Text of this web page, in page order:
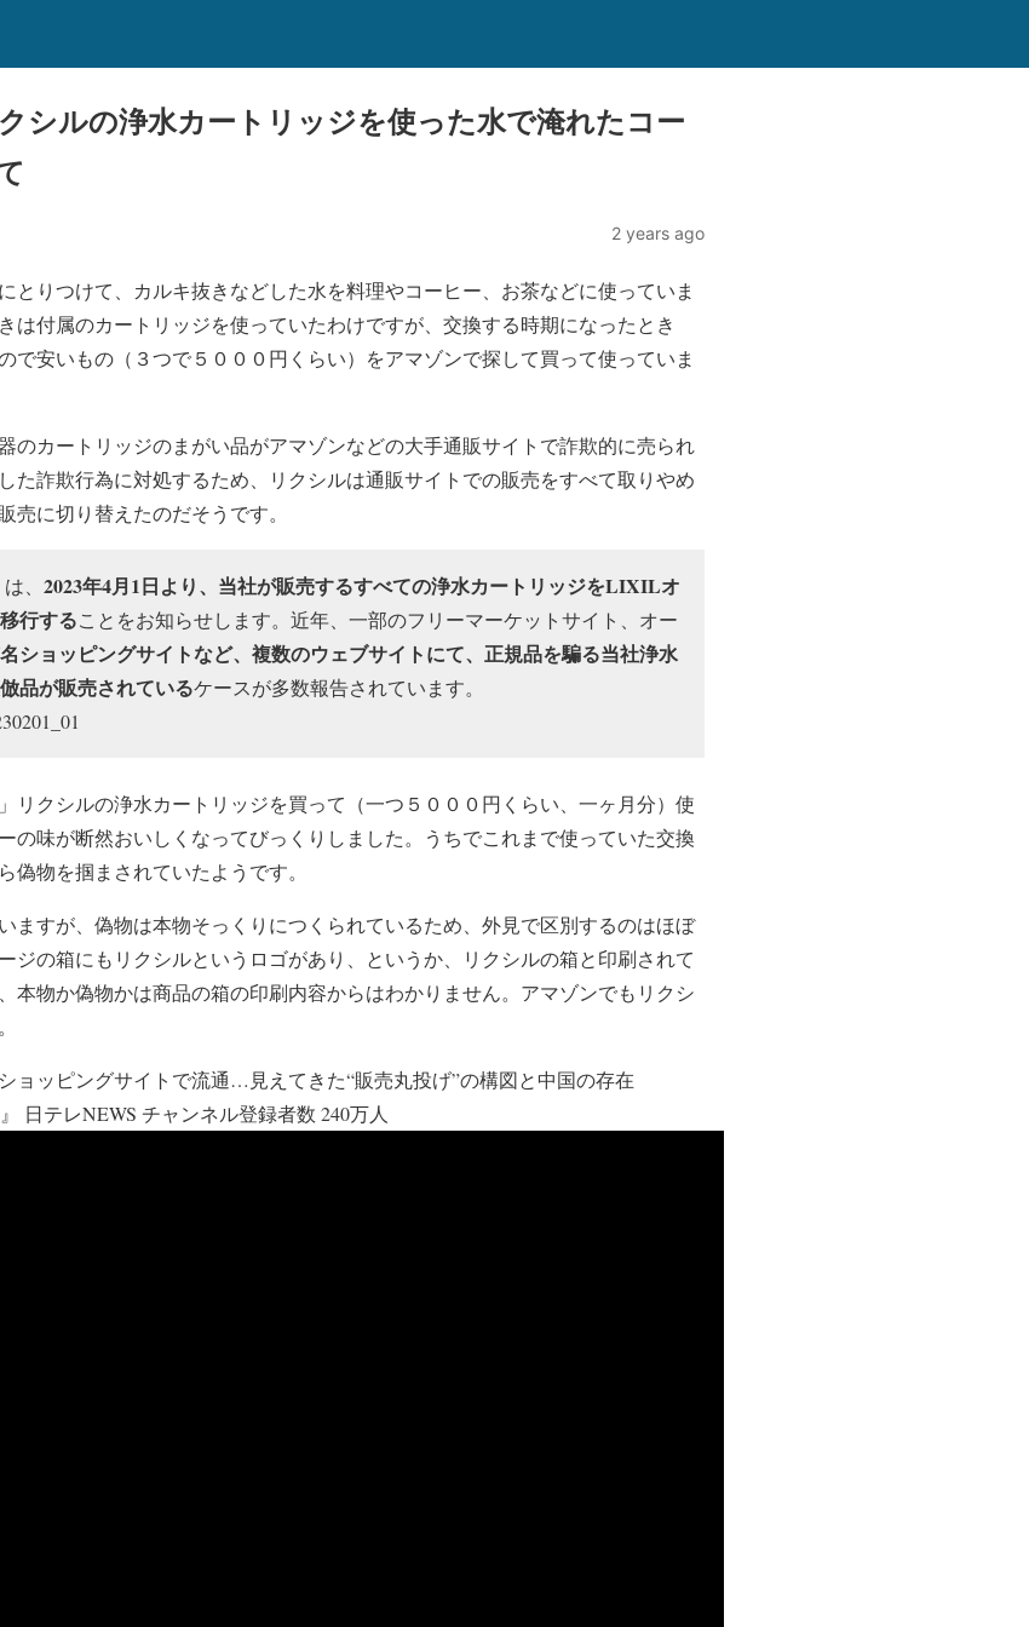
シルの浄水カートリッジを使った水で淹れたコー
2 years ago
とりつけて、カルキ抜きなどした水を料理やコーヒー、お茶などに使っていま
は付属のカートリッジを使っていたわけですが、交換する時期になったとき
で安いもの（３つで５０００円くらい）をアマゾンで探して買って使っていま
のカートリッジのまがい品がアマゾンなどの大手通販サイトで詐欺的に売られ
た詐欺行為に対処するため、リクシルは通販サイトでの販売をすべて取りやめ
売に切り替えたのだそうです。
、 2023年4月1日より、当社が販売するすべての浄水カートリッジをLIXILオ
行することをお知らせします。近年、一部のフリーマーケットサイト、オー
ショッピングサイトなど、複数のウェブサイトにて、正規品を騙る当社浄水
品が販売されているケースが多数報告されています。
リクシルの浄水カートリッジを買って（一つ５０００円くらい、一ヶ月分）使
の味が断然おいしくなってびっくりしました。うちでこれまで使っていた交換
偽物を掴まされていたようです。
ますが、偽物は本物そっくりにつくられているため、外見で区別するのはほぼ
ジの箱にもリクシルというロゴがあり、というか、リクシルの箱と印刷されて
本物か偽物かは商品の箱の印刷内容からはわかりません。アマゾンでもリクシ
ョッピングサイトで流通…見えてきた“販売丸投げ”の構図と中国の存在
日テレNEWS チャンネル登録者数 240万人